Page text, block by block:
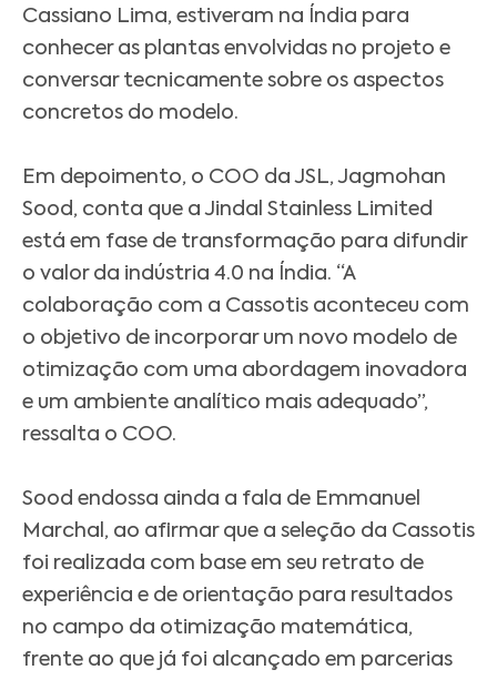
Cassiano Lima, estiveram na Índia para
conhecer as plantas envolvidas no projeto e
conversar tecnicamente sobre os aspectos
concretos do modelo.
Em depoimento, o COO da JSL, Jagmohan
Sood, conta que a Jindal Stainless Limited
está em fase de transformação para difundir
o valor da indústria 4.0 na Índia. “A
colaboração com a Cassotis aconteceu com
o objetivo de incorporar um novo modelo de
otimização com uma abordagem inovadora
e um ambiente analítico mais adequado”,
ressalta o COO.
Sood endossa ainda a fala de Emmanuel
Marchal, ao afirmar que a seleção da Cassotis
foi realizada com base em seu retrato de
experiência e de orientação para resultados
no campo da otimização matemática,
frente ao que já foi alcançado em parcerias